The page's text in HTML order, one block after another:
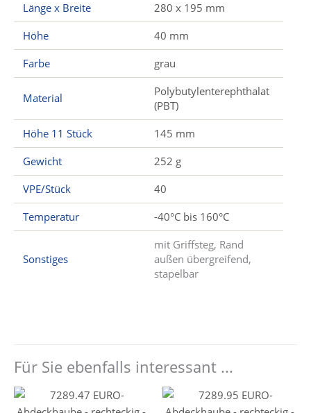
Länge x Breite
280 x 195 mm
Höhe
40 mm
Farbe
grau
Material
Polybutylenterephthalat
(PBT)
Höhe 11 Stück
145 mm
Gewicht
252 g
VPE/Stück
40
Temperatur
-40°C bis 160°C
Sonstiges
mit Griffsteg, Rand
außen übergreifend,
stapelbar
Für Sie ebenfalls interessant ...